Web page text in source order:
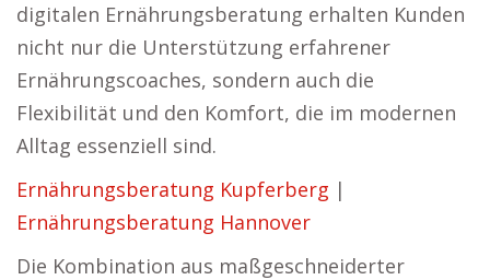
digitalen Ernährungsberatung erhalten Kunden
nicht nur die Unterstützung erfahrener
Ernährungscoaches, sondern auch die
Flexibilität und den Komfort, die im modernen
Alltag essenziell sind.
Ernährungsberatung Kupferberg |
Ernährungsberatung Hannover
Die Kombination aus maßgeschneiderter